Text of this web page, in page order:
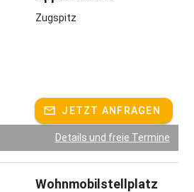
Zugspitz
JETZT ANFRAGEN
Details und freie Termine
Wohnmobilstellplatz